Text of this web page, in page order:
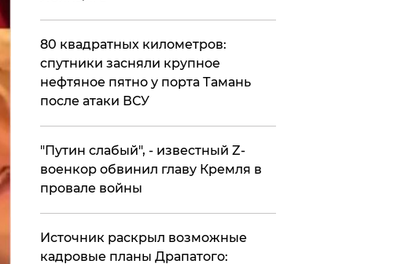
80 квадратных километров:
спутники засняли крупное
нефтяное пятно у порта Тамань
после атаки ВСУ
​"Путин слабый", - известный Z-
военкор обвинил главу Кремля в
провале войны
​Источник раскрыл возможные
кадровые планы Драпатого: